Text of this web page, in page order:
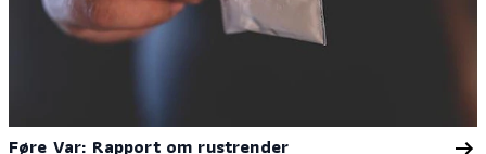
Føre Var: Rapport om rustrender